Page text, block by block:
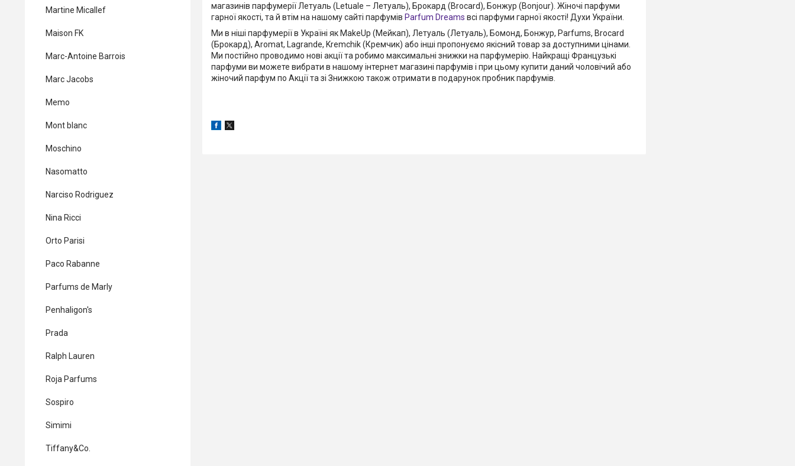
магазинів парфумерії Летуаль (Letuale – Летуаль), Брокард (Brocard), Бонжур (Bonjour). Жіночі парфуми
гарної якості, та й втім на нашому сайті парфумів Parfum Dreams всі парфуми гарної якості! Духи України.
Ми в ніші парфумерії в Україні як MakeUp (Мейкап), Летуаль (Летуаль), Бомонд, Бонжур, Parfums, Brocard
(Брокард), Aromat, Lagrande, Kremchik (Кремчик) або інші пропонуємо якісний товар за доступними цінами.
Ми постійно проводимо нові акції та робимо максимальні знижки на парфумерію. Найкращі Французькі
парфуми ви можете вибрати в нашому інтернет магазині парфумів і при цьому купити даний чоловічий або
жіночий парфум по Акції та зі Знижкою також отримати в подарунок пробник парфумів.
Martine Micallef
Maison FK
Marc-Antoine Barrois
Marc Jacobs
Memo
Mont blanc
Moschino
Nasomatto
Narciso Rodriguez
Nina Ricci
Orto Parisi
Paco Rabanne
Parfums de Marly
Penhaligon's
Prada
Ralph Lauren
Roja Parfums
Sospiro
Simimi
Tiffany&Co.